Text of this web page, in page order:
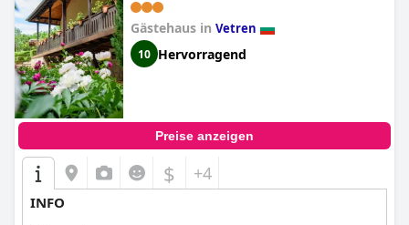
Gästehaus in Vetren
10 Hervorragend
Preise anzeigen
$ +4
INFO